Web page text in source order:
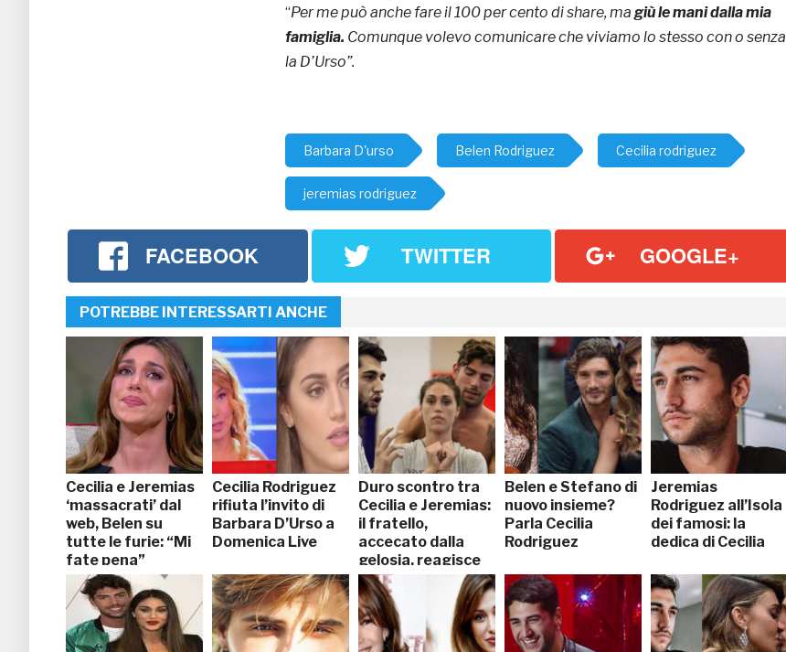
“Per me può anche fare il 100 per cento di share, ma giù le mani dalla mia
famiglia. Comunque volevo comunicare che viviamo lo stesso con o senza
la D’Urso”.
Barbara D'urso Belen Rodriguez Cecilia rodriguez
jeremias rodriguez
FACEBOOK TWITTER GOOGLE+
POTREBBE INTERESSARTI ANCHE
Cecilia e Jeremias
‘massacrati’ dal
web, Belen su
tutte le furie: “Mi
fate pena”
Cecilia Rodriguez
rifiuta l’invito di
Barbara D’Urso a
Domenica Live
Duro scontro tra
Cecilia e Jeremias:
il fratello,
accecato dalla
gelosia, reagisce
così
Belen e Stefano di
nuovo insieme?
Parla Cecilia
Rodriguez
Jeremias
Rodriguez all’Isola
dei famosi: la
dedica di Cecilia